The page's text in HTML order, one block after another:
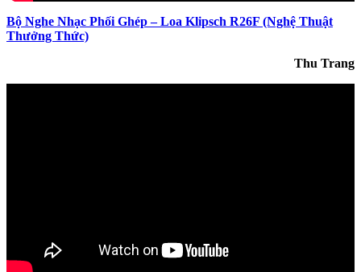
Bộ Nghe Nhạc Phối Ghép – Loa Klipsch R26F (Nghệ Thuật
Thưởng Thức)
Thu Trang